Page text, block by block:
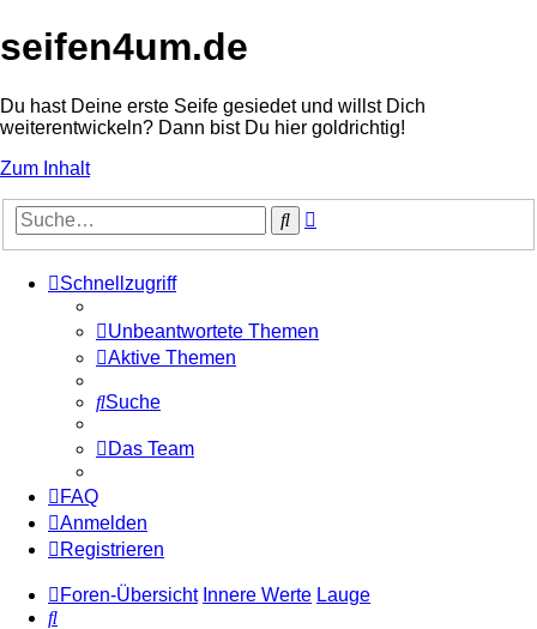
seifen4um.de
Du hast Deine erste Seife gesiedet und willst Dich
weiterentwickeln? Dann bist Du hier goldrichtig!
Zum Inhalt
Suche
Schnellzugriff
Unbeantwortete Themen
Aktive Themen
Suche
Das Team
FAQ
Anmelden
Registrieren
Foren-Übersicht Innere Werte Lauge
Suche